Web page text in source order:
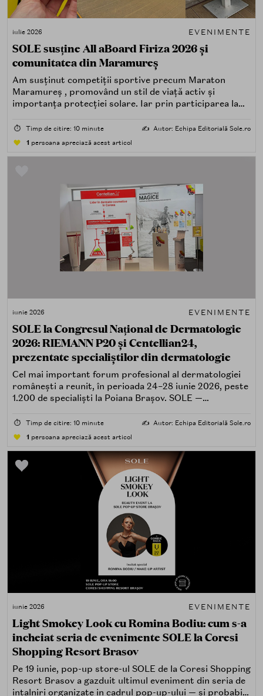
iulie 2026 EVENIMENTE
SOLE susține All aBoard Firiza 2026 și
comunitatea din Maramureș
Am susținut competiții sportive precum Maraton
Maramureș , promovând un stil de viață activ și
importanța protecției solare. Iar prin participarea la
frumusețea începe cu responsabilitatea față de lumea
din jurul nostru.
⏱️ Timp de citire: 10 minute ✍️ Autor: Echipa Editorială Sole.ro
1 persoana apreciază acest articol
iunie 2026 EVENIMENTE
SOLE la Congresul Național de Dermatologie
2026: RIEMANN P20 și Centellian24,
prezentate specialiștilor din dermatologie
Cel mai important forum profesional al dermatologiei
românești a reunit, în perioada 24–28 iunie 2026, peste
1.200 de specialiști la Poiana Brașov. SOLE —
Centellian24 pe piața din România — a participat cu un
stand dedicat, oferind medicilor dermatologi,
despre cele două branduri.
⏱️ Timp de citire: 10 minute ✍️ Autor: Echipa Editorială Sole.ro
1 persoana apreciază acest articol
iunie 2026 EVENIMENTE
Light Smokey Look cu Romina Bodiu: cum s-a
incheiat seria de evenimente SOLE la Coresi
Shopping Resort Brasov
Pe 19 iunie, pop-up store-ul SOLE de la Coresi Shopping
Resort Brasov a gazduit ultimul eveniment din seria de
intalniri organizate in cadrul pop-up-ului — si probabil